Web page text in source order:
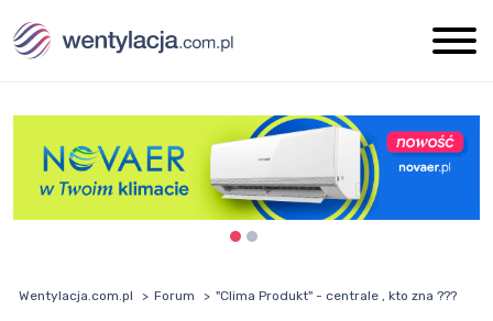
Wentylacja.com.pl Forum "Clima Produkt" - centrale , kto zna ???